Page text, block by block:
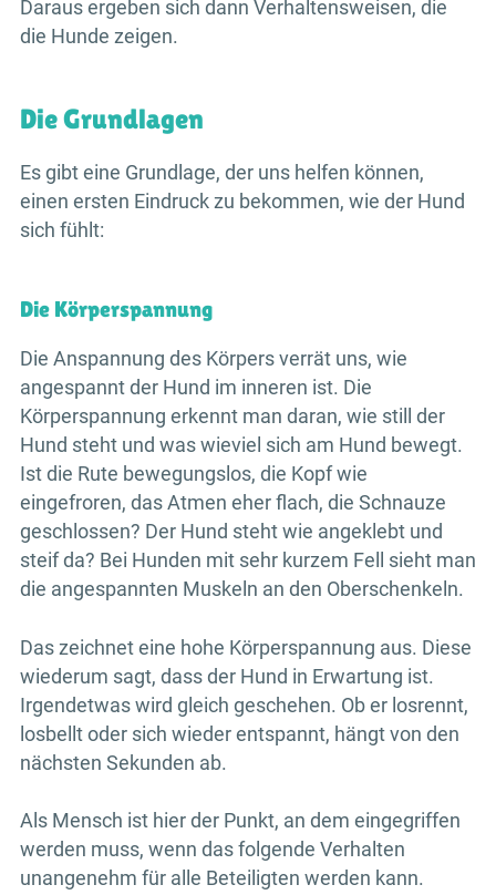
Daraus ergeben sich dann Verhaltensweisen, die
die Hunde zeigen.
Die Grundlagen
Es gibt eine Grundlage, der uns helfen können,
einen ersten Eindruck zu bekommen, wie der Hund
sich fühlt:
Die Körperspannung
Die Anspannung des Körpers verrät uns, wie
angespannt der Hund im inneren ist. Die
Körperspannung erkennt man daran, wie still der
Hund steht und was wieviel sich am Hund bewegt.
Ist die Rute bewegungslos, die Kopf wie
eingefroren, das Atmen eher flach, die Schnauze
geschlossen? Der Hund steht wie angeklebt und
steif da? Bei Hunden mit sehr kurzem Fell sieht man
die angespannten Muskeln an den Oberschenkeln.
Das zeichnet eine hohe Körperspannung aus. Diese
wiederum sagt, dass der Hund in Erwartung ist.
Irgendetwas wird gleich geschehen. Ob er losrennt,
losbellt oder sich wieder entspannt, hängt von den
nächsten Sekunden ab.
Als Mensch ist hier der Punkt, an dem eingegriffen
werden muss, wenn das folgende Verhalten
unangenehm für alle Beteiligten werden kann.